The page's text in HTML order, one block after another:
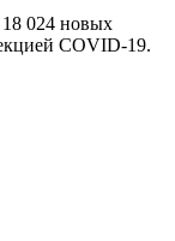
18 024 новых
COVID-19.